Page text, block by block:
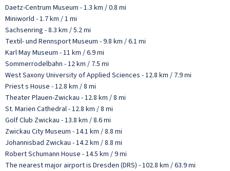
Daetz-Centrum Museum - 1.3 km / 0.8 mi
Miniworld - 1.7 km / 1 mi
Sachsenring - 8.3 km / 5.2 mi
Textil- und Rennsport Museum - 9.8 km / 6.1 mi
Karl May Museum - 11 km / 6.9 mi
Sommerrodelbahn - 12 km / 7.5 mi
West Saxony University of Applied Sciences - 12.8 km / 7.9 mi
Priest s House - 12.8 km / 8 mi
Theater Plauen-Zwickau - 12.8 km / 8 mi
St. Marien Cathedral - 12.8 km / 8 mi
Golf Club Zwickau - 13.8 km / 8.6 mi
Zwickau City Museum - 14.1 km / 8.8 mi
Johannisbad Zwickau - 14.2 km / 8.8 mi
Robert Schumann House - 14.5 km / 9 mi
The nearest major airport is Dresden (DRS) - 102.8 km / 63.9 mi